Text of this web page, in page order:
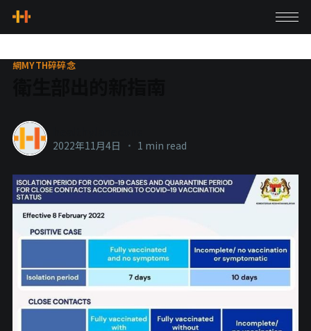
網MYTH碎碎念
2022年11月4日 • 1 min read